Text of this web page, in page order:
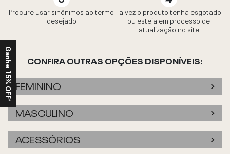
Procure usar sinônimos ao termo
desejado
Talvez o produto tenha esgotado
ou esteja em processo de
atualização no site
CONFIRA OUTRAS OPÇÕES DISPONÍVEIS:
FEMININO
MASCULINO
ACESSÓRIOS
Ganhe 15% OFF*